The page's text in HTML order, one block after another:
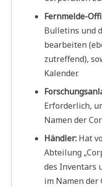
Fernmelde-
Bulletins und
bearbeiten
zutreffend),
Kalender.
Erforderlich,
Namen der
Händler: Hat
Abteilung
des Inventars
im Namen